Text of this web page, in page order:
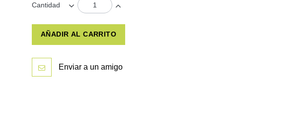
Cantidad
AÑADIR AL CARRITO
Enviar a un amigo